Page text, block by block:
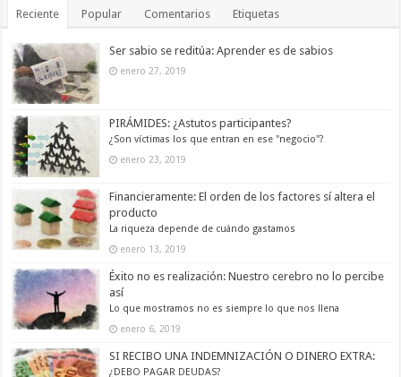
Reciente Popular Comentarios Etiquetas
Ser sabio se reditúa: Aprender es de sabios
enero 27, 2019
PIRÁMIDES: ¿Astutos participantes?
¿Son víctimas los que entran en ese "negocio"?
enero 23, 2019
Financieramente: El orden de los factores sí altera el
producto
La riqueza depende de cuándo gastamos
enero 13, 2019
Éxito no es realización: Nuestro cerebro no lo percibe
así
Lo que mostramos no es siempre lo que nos llena
enero 6, 2019
SI RECIBO UNA INDEMNIZACIÓN O DINERO EXTRA:
¿DEBO PAGAR DEUDAS?